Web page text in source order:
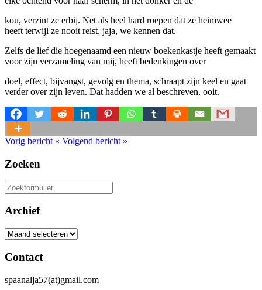
kou, verzint ze erbij. Net als heel hard roepen dat ze heimwee
heeft terwijl ze nooit reist, jaja, we kennen dat.
Zelfs de lief die hoegenaamd een nieuw boekenkastje heeft gemaakt
voor zijn verzameling van mij, heeft bedenkingen over
doel, effect, bijvangst, gevolg en thema, schraapt zijn keel en gaat
verder over zijn leven. Dat hadden we al beschreven, ooit.
Vorig bericht « Volgend bericht »
Zoeken
Zoeken
naar:
Archief
Archief
Contact
spaanalja57(at)gmail.com